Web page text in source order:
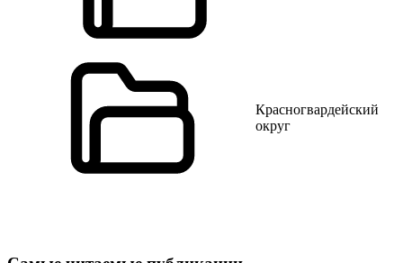
Красногвардейский
округ